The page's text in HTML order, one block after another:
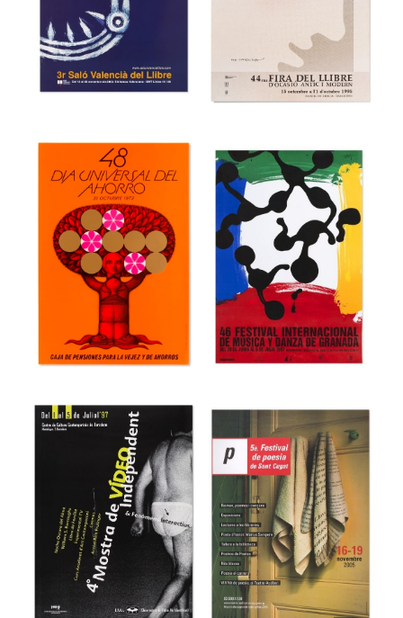
36a Feria
Internacional del
Mueble de
Valencia
Museu del Disseny de Barcelona
39 Festival
internacional de
cine de Gijón
Museu del Disseny de Barcelona
3r Saló Valencià
del Llibre
Museu del Disseny de Barcelona
44 Fira del Llibre
d’ocasió antic i
modern
Museu del Disseny de Barcelona
48 Día Universal
del Ahorro
46e Festival
Internacional de
Música y Danza
de Granada